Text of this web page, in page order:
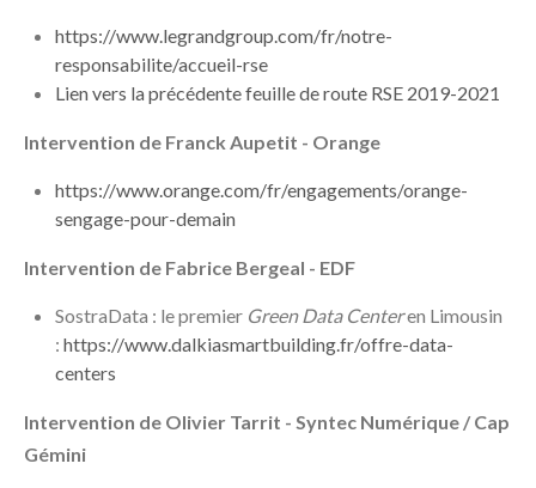
https://www.legrandgroup.com/fr/notre-
responsabilite/accueil-rse
Lien vers la précédente feuille de route RSE 2019-2021
Intervention de Franck Aupetit - Orange
https://www.orange.com/fr/engagements/orange-
sengage-pour-demain
Intervention de Fabrice Bergeal - EDF
SostraData : le premier Green Data Centeren Limousin
: https://www.dalkiasmartbuilding.fr/offre-data-
centers
Intervention de Olivier Tarrit - Syntec Numérique / Cap
Gémini